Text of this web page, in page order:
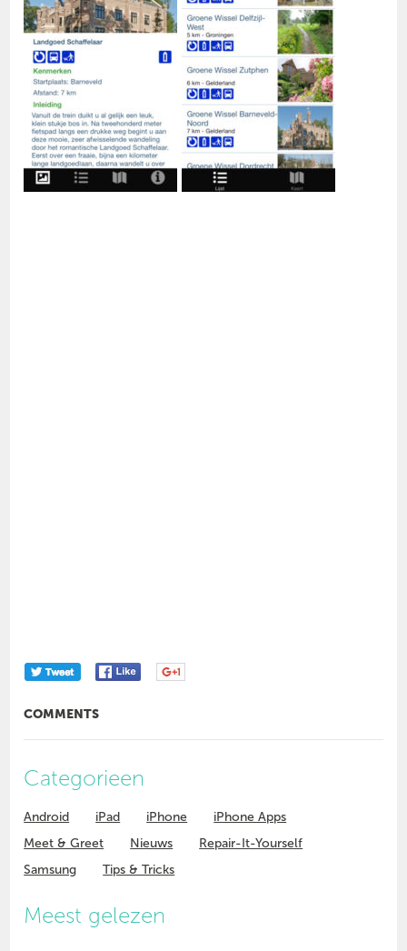
COMMENTS
Categorieen
Android iPad iPhone
iPhone Apps
Meet & Greet
Nieuws
Repair-It-Yourself
Samsung
Tips & Tricks
Meest gelezen